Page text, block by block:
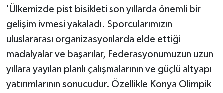
'Ülkemizde pist bisikleti son yıllarda önemli bir
gelişim ivmesi yakaladı. Sporcularımızın
uluslararası organizasyonlarda elde ettiği
madalyalar ve başarılar, Federasyonumuzun uzun
yıllara yayılan planlı çalışmalarının ve güçlü altyapı
yatırımlarının sonucudur. Özellikle Konya Olimpik